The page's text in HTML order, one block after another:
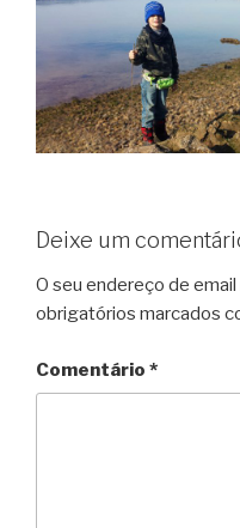
Deixe um
O seu endereço de
obrigatórios marcados
Comentário *